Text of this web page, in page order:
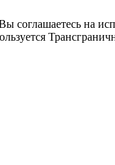
соглашаетесь на